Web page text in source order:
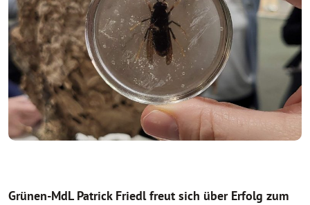
Grünen-MdL Patrick Friedl freut sich über Erfolg zum